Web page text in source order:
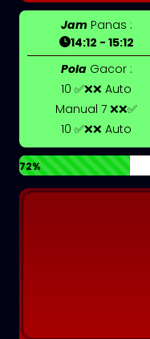
JamPanas :
14:12 - 15:12
PolaGacor :
10 ✅❌❌ Auto
Manual 7 ❌❌✅
10 ✅❌❌ Auto
72%